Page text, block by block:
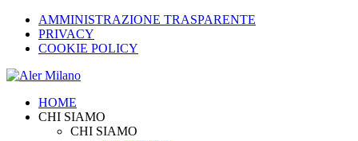
AMMINISTRAZIONE TRASPARENTE
PRIVACY
COOKIE POLICY
HOME
CHI SIAMO
CHI SIAMO